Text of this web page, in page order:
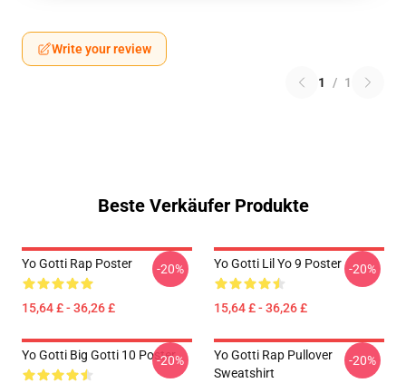
Write your review
1 / 1
Beste Verkäufer Produkte
Yo Gotti Rap Poster
15,64 £ - 36,26 £
-20% Yo Gotti Lil Yo 9 Poster
15,64 £ - 36,26 £
-20%
Yo Gotti Big Gotti 10 Poster
-20%
Yo Gotti Rap Pullover
Sweatshirt
-20%